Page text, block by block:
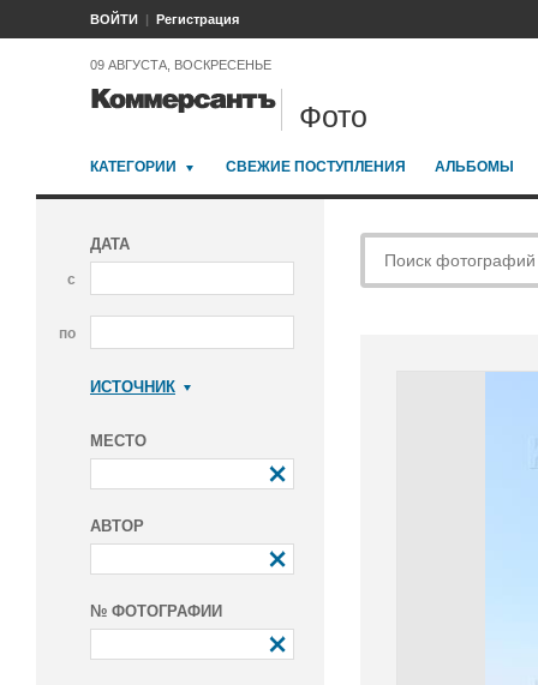
ВОЙТИ Регистрация
09 АВГУСТА, ВОСКРЕСЕНЬЕ
Фото
КАТЕГОРИИ СВЕЖИЕ ПОСТУПЛЕНИЯ АЛЬБОМЫ
ДАТА
с
по
ИСТОЧНИК
МЕСТО
АВТОР
№ ФОТОГРАФИИ